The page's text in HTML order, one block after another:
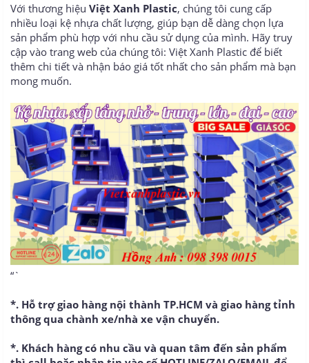
Với thương hiệu Việt Xanh Plastic, chúng tôi cung cấp
nhiều loại kệ nhựa chất lượng, giúp bạn dễ dàng chọn lựa
sản phẩm phù hợp với nhu cầu sử dụng của mình. Hãy truy
cập vào trang web của chúng tôi: Việt Xanh Plastic để biết
thêm chi tiết và nhận báo giá tốt nhất cho sản phẩm mà bạn
mong muốn.
“`
*. Hỗ trợ giao hàng nội thành TP.HCM và giao hàng tỉnh
thông qua chành xe/nhà xe vận chuyển.
*. Khách hàng có nhu cầu và quan tâm đến sản phẩm